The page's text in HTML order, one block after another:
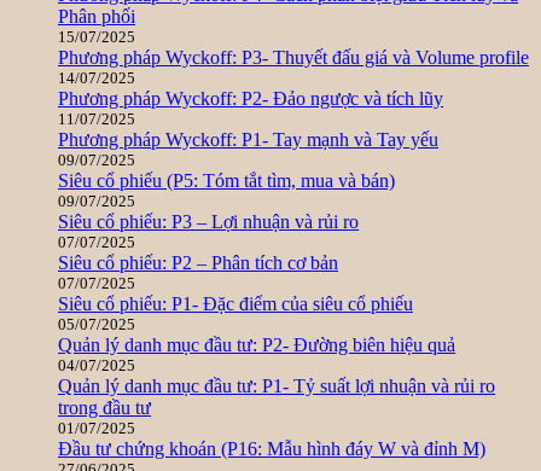
Phân phối
15/07/2025
Phương pháp Wyckoff: P3- Thuyết đấu giá và Volume profile
14/07/2025
Phương pháp Wyckoff: P2- Đảo ngược và tích lũy
11/07/2025
Phương pháp Wyckoff: P1- Tay mạnh và Tay yếu
09/07/2025
Siêu cổ phiếu (P5: Tóm tắt tìm, mua và bán)
09/07/2025
Siêu cổ phiếu: P3 – Lợi nhuận và rủi ro
07/07/2025
Siêu cổ phiếu: P2 – Phân tích cơ bản
07/07/2025
Siêu cổ phiếu: P1- Đặc điểm của siêu cổ phiếu
05/07/2025
Quản lý danh mục đầu tư: P2- Đường biên hiệu quả
04/07/2025
Quản lý danh mục đầu tư: P1- Tỷ suất lợi nhuận và rủi ro
trong đầu tư
01/07/2025
Đầu tư chứng khoán (P16: Mẫu hình đáy W và đỉnh M)